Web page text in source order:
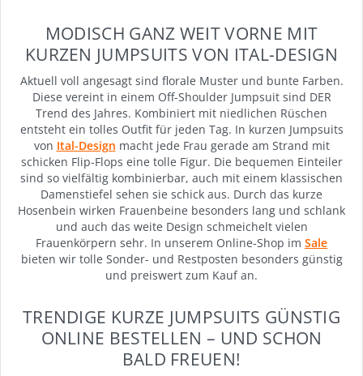
MODISCH GANZ WEIT VORNE MIT
KURZEN JUMPSUITS VON ITAL-DESIGN
Aktuell voll angesagt sind florale Muster und bunte Farben.
Diese vereint in einem Off-Shoulder Jumpsuit sind DER
Trend des Jahres. Kombiniert mit niedlichen Rüschen
entsteht ein tolles Outfit für jeden Tag. In kurzen Jumpsuits
von Ital-Design macht jede Frau gerade am Strand mit
schicken Flip-Flops eine tolle Figur. Die bequemen Einteiler
sind so vielfältig kombinierbar, auch mit einem klassischen
Damenstiefel sehen sie schick aus. Durch das kurze
Hosenbein wirken Frauenbeine besonders lang und schlank
und auch das weite Design schmeichelt vielen
Frauenkörpern sehr. In unserem Online-Shop im Sale
bieten wir tolle Sonder- und Restposten besonders günstig
und preiswert zum Kauf an.
TRENDIGE KURZE JUMPSUITS GÜNSTIG
ONLINE BESTELLEN – UND SCHON
BALD FREUEN!